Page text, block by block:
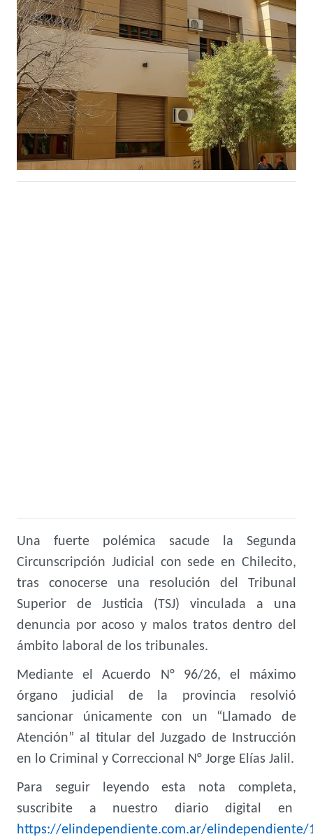
Una fuerte polémica sacude la Segunda
Circunscripción Judicial con sede en Chilecito,
tras conocerse una resolución del Tribunal
Superior de Justicia (TSJ) vinculada a una
denuncia por acoso y malos tratos dentro del
ámbito laboral de los tribunales.
Mediante el Acuerdo N° 96/26, el máximo
órgano judicial de la provincia resolvió
sancionar únicamente con un “Llamado de
Atención” al titular del Juzgado de Instrucción
en lo Criminal y Correccional N° Jorge Elías Jalil.
Para seguir leyendo esta nota completa,
suscribite a nuestro diario digital en
https://elindependiente.com.ar/elindependiente/